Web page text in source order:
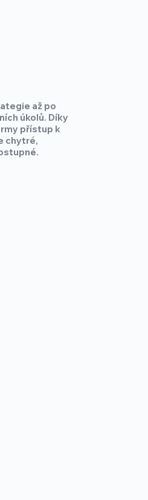
až po
úkolů. Díky
přístup k
chytré,